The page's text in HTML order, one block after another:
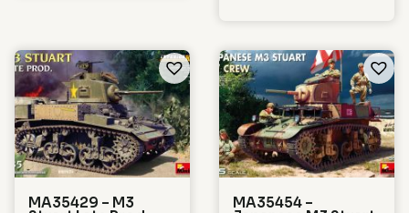
MA35429 – M3 MA35454 –